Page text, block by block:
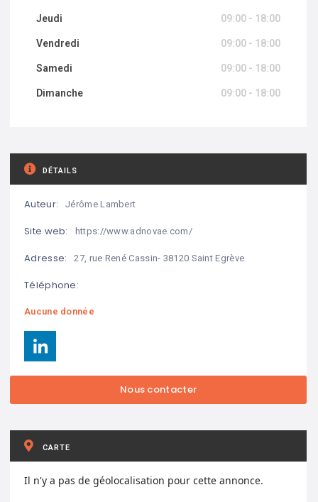
Jeudi 09:00 - 18:00
Vendredi 09:00 - 18:00
Samedi 09:00 - 18:00
Dimanche 09:00 - 18:00
DÉTAILS
Auteur: Jérôme Lambert
Site web: https://www.adnovae.com/
Adresse: 27, rue René Cassin- 38120 Saint Egrève
Téléphone:
Aucune donnée
CARTE
Il n'y a pas de géolocalisation pour cette annonce.